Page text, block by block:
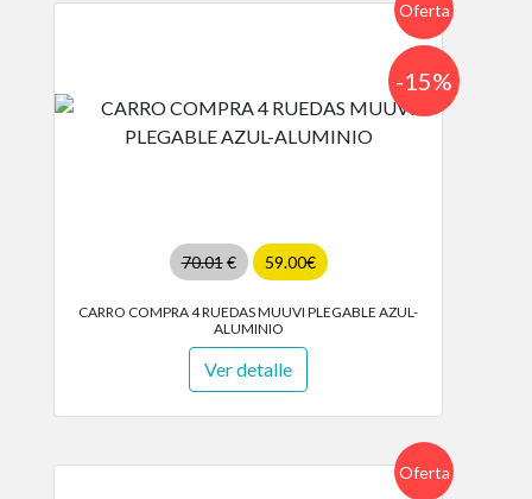
Oferta
70.01€ 59.00€
-15%
CARRO COMPRA 4 RUEDAS MUUVI PLEGABLE AZUL-
ALUMINIO
Ver detalle
Oferta